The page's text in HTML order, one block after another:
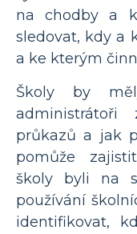
na chodby a
sledovat, kdy a
a ke kterým
Školy by
administrátoři
průkazů a jak
pomůže
školy byli na
používání
identifikovat,